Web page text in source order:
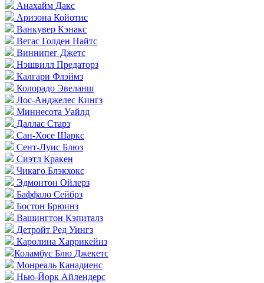
Анахайм Дакс
Аризона Койотис
Ванкувер Кэнакс
Вегас Голден Найтс
Виннипег Джетс
Нэшвилл Предаторз
Калгари Флэймз
Колорадо Эвеланш
Лос-Анджелес Кингз
Миннесота Уайлд
Даллас Старз
Сан-Хосе Шаркс
Сент-Луис Блюз
Сиэтл Кракен
Чикаго Блэкхокс
Эдмонтон Ойлерз
Баффало Сейбрз
Бостон Брюинз
Вашингтон Кэпиталз
Детройт Ред Уингз
Каролина Харрикейнз
Коламбус Блю Джекетс
Монреаль Канадиенс
Нью-Йорк Айлендерс